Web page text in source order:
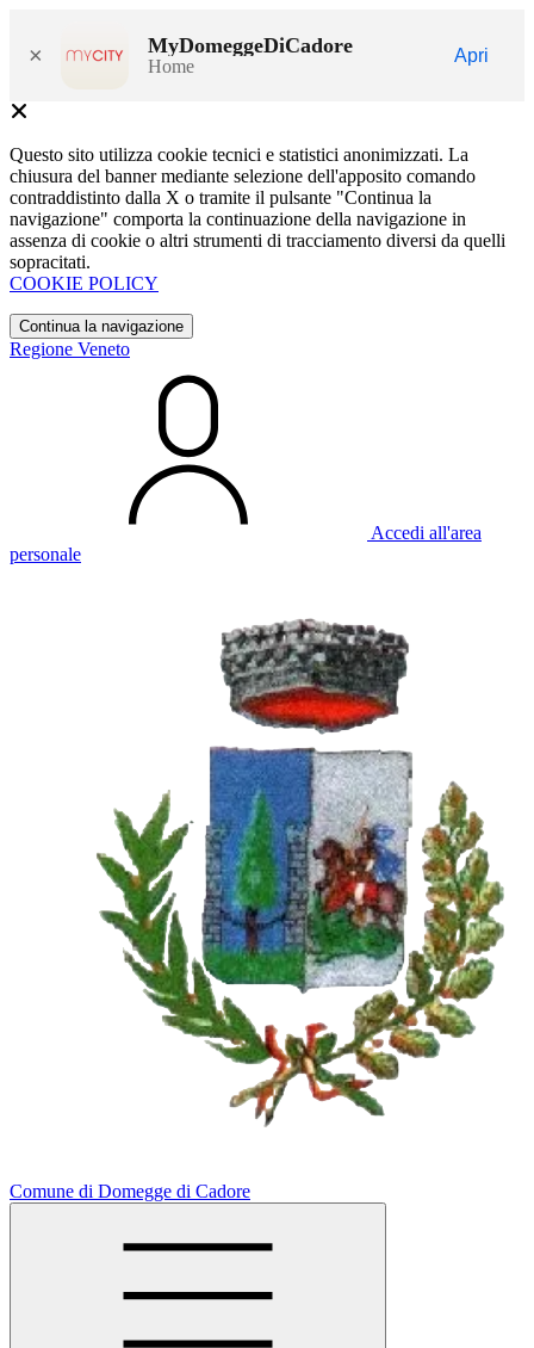
× MyDomeggeDiCadore
Home
Apri
Questo sito utilizza cookie tecnici e statistici anonimizzati. La
chiusura del banner mediante selezione dell'apposito comando
contraddistinto dalla X o tramite il pulsante "Continua la
navigazione" comporta la continuazione della navigazione in
assenza di cookie o altri strumenti di tracciamento diversi da quelli
sopracitati.
COOKIE POLICY
Continua la navigazione
Regione Veneto
Accedi all'area
personale
Comune di Domegge di Cadore